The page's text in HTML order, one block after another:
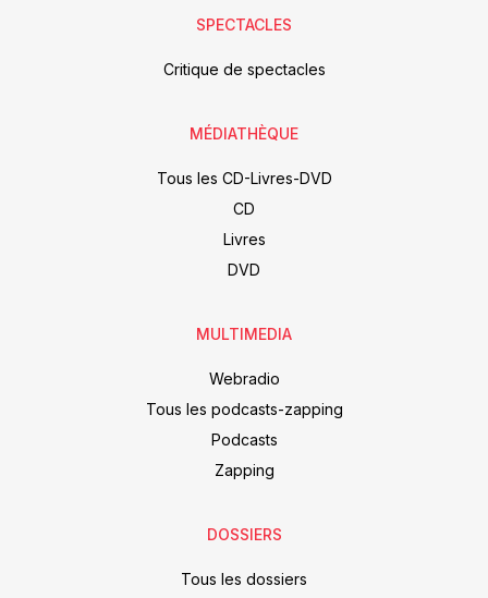
SPECTACLES
Critique de spectacles
MÉDIATHÈQUE
Tous les CD-Livres-DVD
CD
Livres
DVD
MULTIMEDIA
Webradio
Tous les podcasts-zapping
Podcasts
Zapping
DOSSIERS
Tous les dossiers